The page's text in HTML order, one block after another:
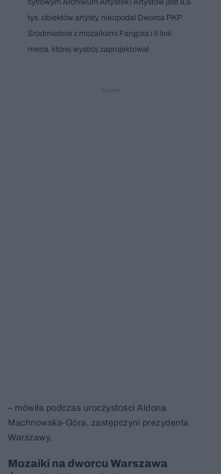
tys. obiektów artysty, nieopodal Dworca PKP
Śródmieście z mozaikami Fangora i II linii
metra, której wystrój zaprojektował
– mówiła podczas uroczystości Aldona
Machnowska-Góra, zastępczyni prezydenta
Warszawy.
Mozaiki na dworcu Warszawa